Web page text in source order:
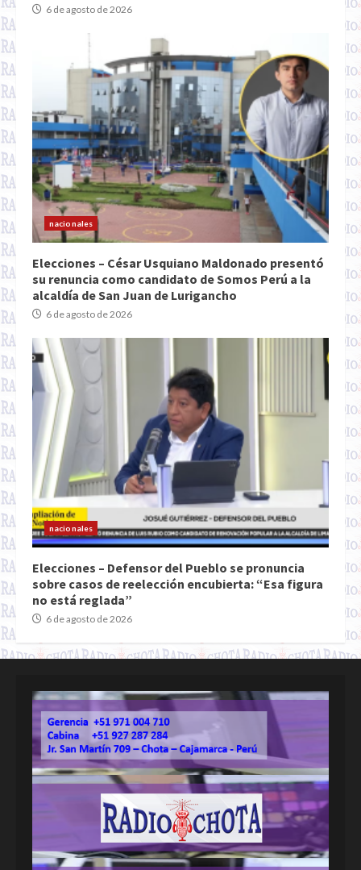
6 de agosto de 2026
nacionales
Elecciones – César Usquiano Maldonado presentó
su renuncia como candidato de Somos Perú a la
alcaldía de San Juan de Lurigancho
6 de agosto de 2026
nacionales
Elecciones – Defensor del Pueblo se pronuncia
sobre casos de reelección encubierta: “Esa figura
no está reglada”
6 de agosto de 2026